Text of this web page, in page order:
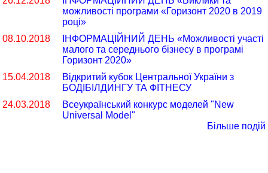
можливості програми «Горизонт 2020 в 2019
році»
08.10.2018
ІНФОРМАЦІЙНИЙ ДЕНЬ «Можливості участі
малого та середнього бізнесу в програмі
Горизонт 2020»
15.04.2018
Відкритий кубок Центральної України з
БОДІБІЛДИНГУ ТА ФІТНЕСУ
24.03.2018
Всеукраїнський конкурс моделей "New
Universal Model"
Більше подій